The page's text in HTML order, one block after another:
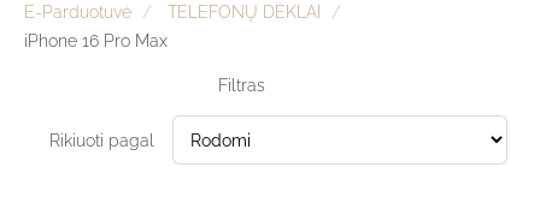
E-Parduotuvė
TELEFONŲ DĖKLAI
iPhone 16 Pro Max
Filtras
Rikiuoti pagal